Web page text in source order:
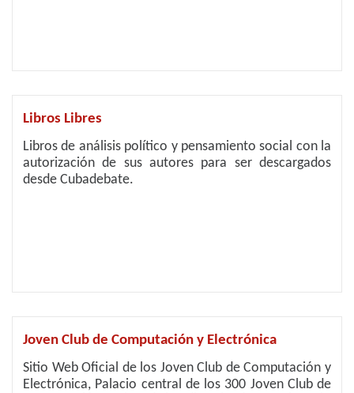
Libros Libres
Libros de análisis político y pensamiento social con la
autorización de sus autores para ser descargados
desde Cubadebate.
Joven Club de Computación y Electrónica
Sitio Web Oficial de los Joven Club de Computación y
Electrónica, Palacio central de los 300 Joven Club de